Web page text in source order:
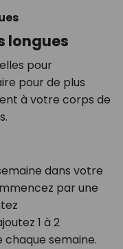
longues
pour
pour de plus
à votre corps de
dans votre
par une
1 à 2
semaine.